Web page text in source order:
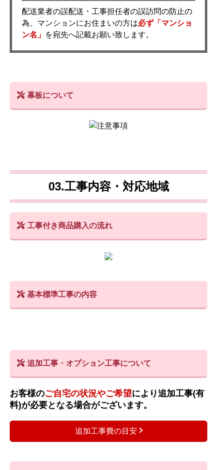
配送業者の誤配送・工事担任者の誤訪問の防止の
為、マンションにお住まいの方は必ず「マンショ
ン名」 を宛先へ記載お願い致します。
幕板について
03.工事内容・対応地域
工事付き商品購入の流れ
基本標準工事の内容
追加工事・オプション工事について
お客様のご自宅の状況やご希望により追加工事(有
料)が必要となる場合がございます。
追加工事費の目安